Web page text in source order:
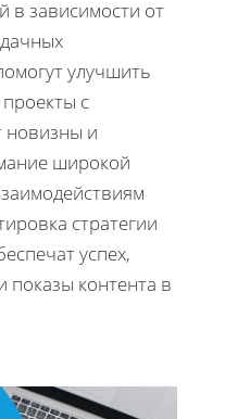
в зависимости от
улучшить
с
новизны и
широкой
стратегии
успех,
контента в